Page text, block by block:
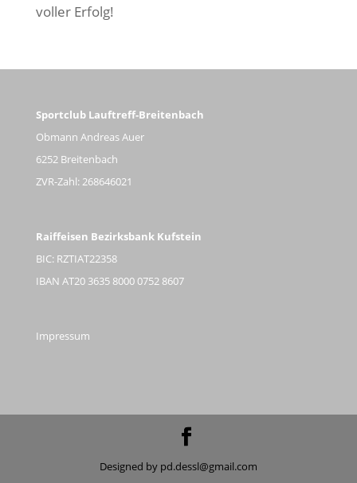
voller Erfolg!
Sportclub Lauftreff-Breitenbach
Obmann Andreas Auer
6252 Breitenbach
ZVR-Zahl: 268646021
Raiffeisen Bezirksbank Kufstein
BIC: RZTIAT22358
IBAN AT20 3635 8000 0752 8607
Impressum
Designed by pd.dessl@gmail.com